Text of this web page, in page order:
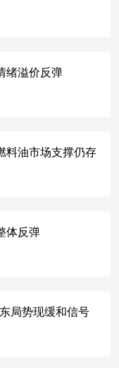
：元/
究院 资料来源：同花顺
，华泰期货研究院 资料
资料来源：同花顺，钢
资料来源：同花顺，钢
绪溢价反弹
料油市场支撑仍存
体反弹
局势现缓和信号